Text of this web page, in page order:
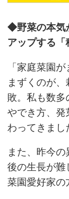
◆野菜の本気
アップする
「家庭菜園
まずくのが
敗。私も数多
やでき方、発
わってきまし
また、昨今
後の生長が難
菜園愛好家の